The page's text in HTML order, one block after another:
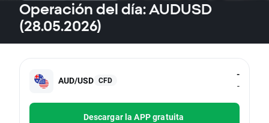
Operación del día: AUDUSD
(28.05.2026)
AUD/USD CFD
-
-
Descargar la APP gratuita